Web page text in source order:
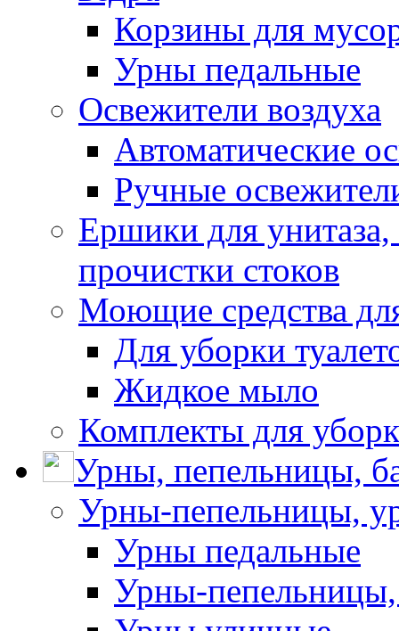
Корзины для
Урны педальные
Освежители воздуха
Автоматические
Ручные
Ершики для
прочистки стоков
Моющие средства
Для уборки
Жидкое мыло
Комплекты для
Урны, пепельницы,
Урны-пепельницы,
Урны педальные
Урны-